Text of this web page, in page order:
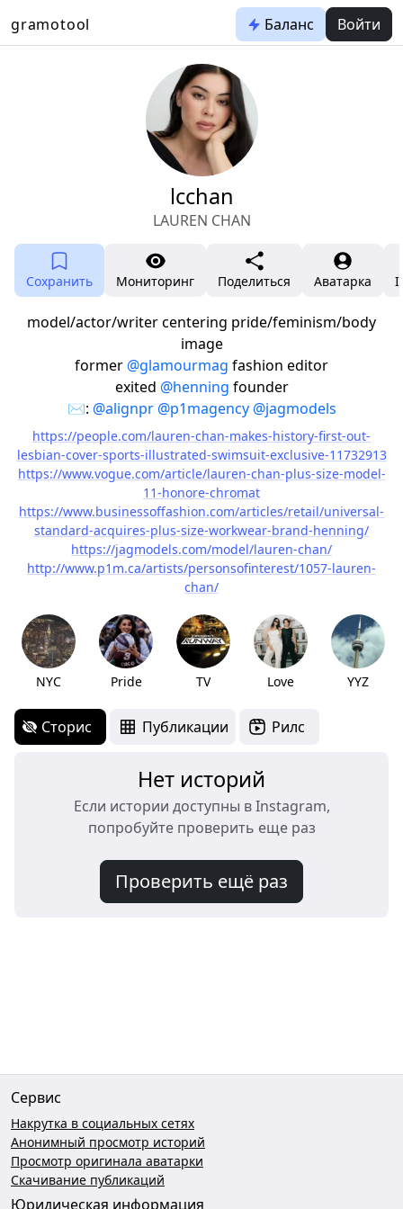
gramotool Баланс Войти
lcchan
LAUREN CHAN
Сохранить Мониторинг Поделиться Аватарка
model/actor/writer centering pride/feminism/body
image
former @glamourmag fashion editor
exited @henning founder
✉️: @alignpr @p1magency @jagmodels
https://people.com/lauren-chan-makes-history-first-out-
lesbian-cover-sports-illustrated-swimsuit-exclusive-11732913
https://www.vogue.com/article/lauren-chan-plus-size-model-
11-honore-chromat
https://www.businessoffashion.com/articles/retail/universal-
standard-acquires-plus-size-workwear-brand-henning/
https://jagmodels.com/model/lauren-chan/
http://www.p1m.ca/artists/personsofinterest/1057-lauren-
chan/
NYC Pride TV Love YYZ
Сторис Публикации Рилс
Нет историй
Если истории доступны в Instagram,
попробуйте проверить еще раз
Проверить ещё раз
Сервис
Накрутка в социальных сетях
Анонимный просмотр историй
Просмотр оригинала аватарки
Скачивание публикаций
Юридическая информация